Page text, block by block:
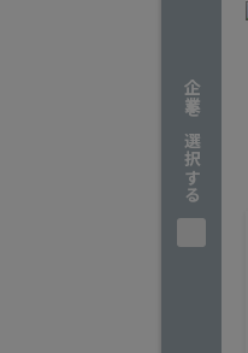
企業を選択する